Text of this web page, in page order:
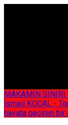
MAKAMIN SINIRI
İsmail KOCAL -
hayata geçiren bir